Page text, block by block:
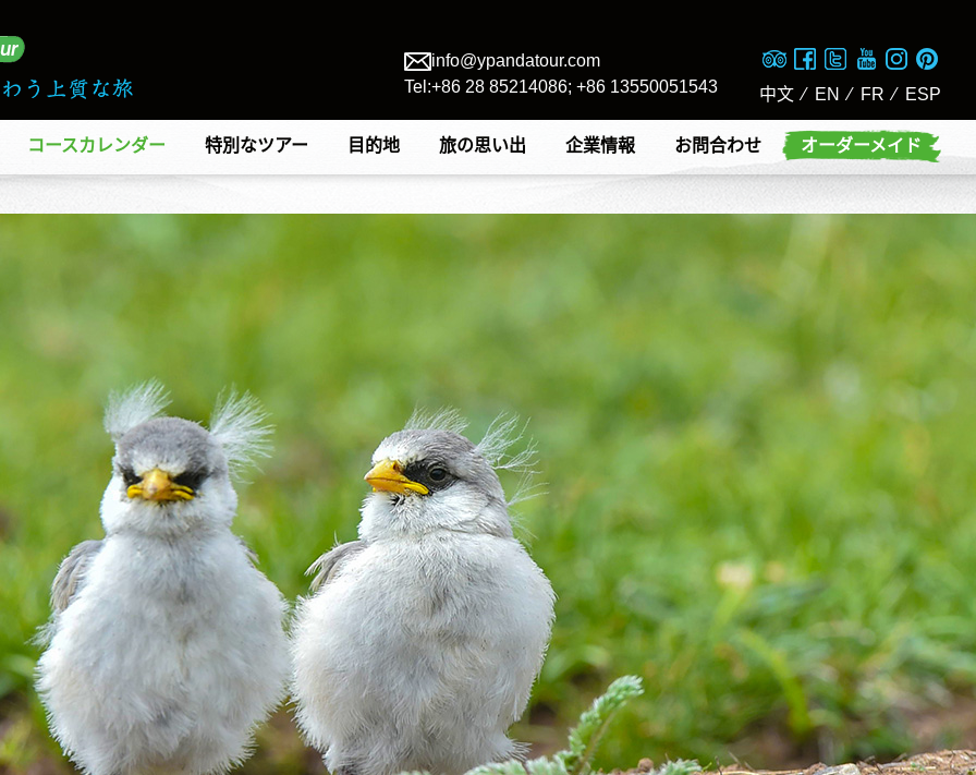
中文 ⁄ EN ⁄ FR ⁄ ESP
info@ypandatour.com
Tel:+86 28 85214086; +86 13550051543
コースカレンダー 特別なツアー 目的地 旅の思い出 企業情報 お問合わせ オーダーメイド